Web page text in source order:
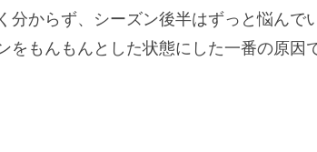
分からず、シーズン後半はずっと悩んで
をもんもんとした状態にした一番の原因